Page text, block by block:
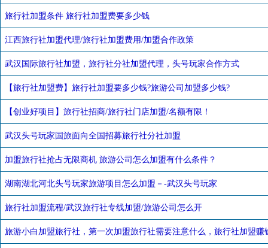
旅行社加盟条件 旅行社加盟费要多少钱
江西旅行社加盟代理/旅行社加盟费用/加盟合作政策
武汉国际旅行社加盟，旅行社分社加盟代理，头号玩家合作方式
【旅行社加盟费】旅行社加盟要多少钱?旅游公司加盟多少钱?
【创业好项目】旅行社招商/旅行社门店加盟/名额有限！
武汉头号玩家国旅面向全国招募旅行社分社加盟
加盟旅行社抢占无限商机 旅游公司怎么加盟有什么条件？
湖南湖北河北头号玩家旅游项目怎么加盟－-武汉头号玩家
旅行社加盟流程/武汉旅行社专线加盟/旅游公司怎么开
旅游小白加盟旅行社，第一次加盟旅行社需要注意什么，旅行社加盟赚